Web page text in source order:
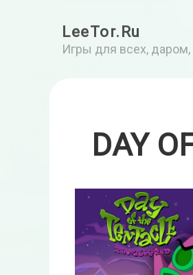
LeeTor.Ru
Игры для всех,
DAY